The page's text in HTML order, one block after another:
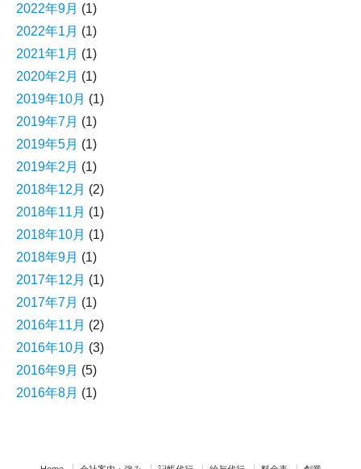
2022年9月 (1)
2022年1月 (1)
2021年1月 (1)
2020年2月 (1)
2019年10月 (1)
2019年7月 (1)
2019年5月 (1)
2019年2月 (1)
2018年12月 (2)
2018年11月 (1)
2018年10月 (1)
2018年9月 (1)
2017年12月 (1)
2017年7月 (1)
2016年11月 (2)
2016年10月 (3)
2016年9月 (5)
2016年8月 (1)